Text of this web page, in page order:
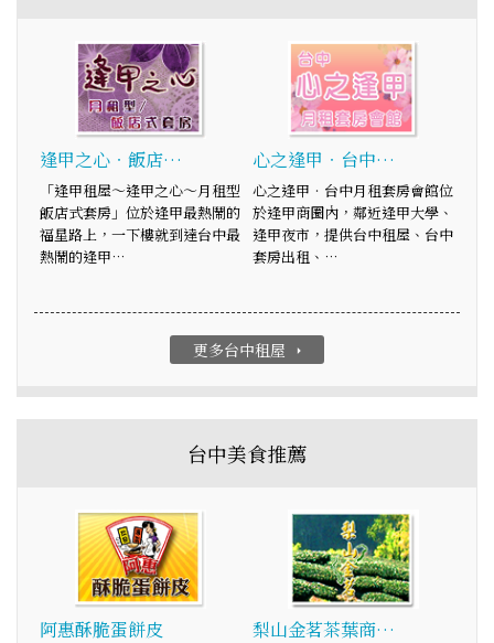
逢甲之心‧飯店…
「逢甲租屋～逢甲之心～月租型
飯店式套房」位於逢甲最熱鬧的
福星路上，一下樓就到達台中最
熱鬧的逢甲…
心之逢甲‧台中…
心之逢甲‧台中月租套房會館位
於逢甲商圈內，鄰近逢甲大學、
逢甲夜市，提供台中租屋、台中
套房出租、…
更多台中租屋 arrow_right
台中美食推薦
阿惠酥脆蛋餅皮 梨山金茗茶葉商…